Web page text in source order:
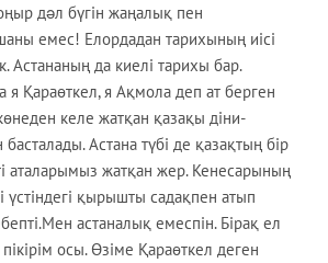
дəл бүгін жаңалық пен
емес! Елордадан тарихының иісі
Астананың да киелі тарихы бар.
я Қараөткел, я Ақмола деп ат берген
келе жатқан қазақы діни-
Астана түбі де қазақтың бір
аталарымыз жатқан жер. Кенесарының
үстіндегі қырышты садақпен атып
астаналық емеспін. Бірақ ел
осы. Өзіме Қараөткел деген